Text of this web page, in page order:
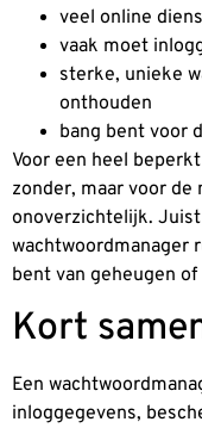
veel online
vaak moet
sterke, unieke
onthouden
bang bent voor
Voor een heel
zonder, maar voor
onoverzichtelijk.
wachtwoordmanager
bent van geheugen
Kort
Een
inloggegevens,